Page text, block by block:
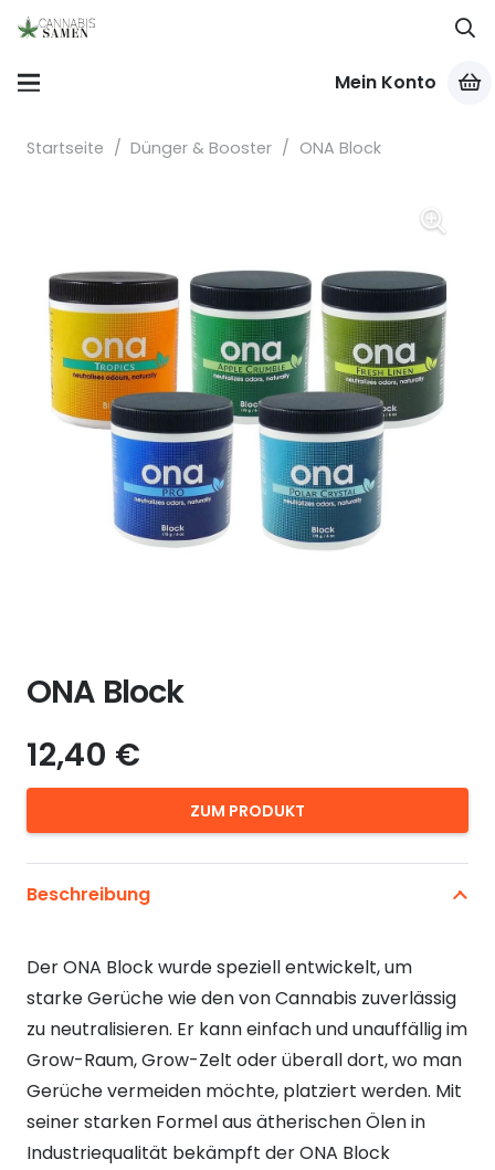
Mein Konto
Startseite / Dünger & Booster / ONA Block
ONA Block
12,40 €
ZUM PRODUKT
Beschreibung
Der ONA Block wurde speziell entwickelt, um
starke Gerüche wie den von Cannabis zuverlässig
zu neutralisieren. Er kann einfach und unauffällig im
Grow-Raum, Grow-Zelt oder überall dort, wo man
Gerüche vermeiden möchte, platziert werden. Mit
seiner starken Formel aus ätherischen Ölen in
Industriequalität bekämpft der ONA Block